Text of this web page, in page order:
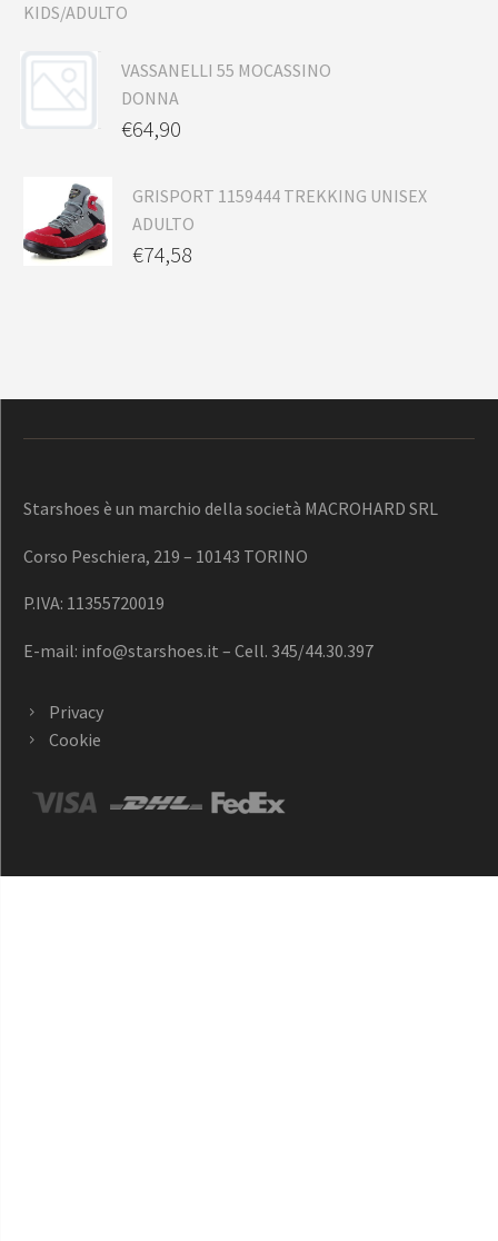
VASSANELLI 55 MOCASSINO
DONNA
€64,90
GRISPORT 1159444 TREKKING UNISEX
ADULTO
€74,58
Starshoes è un marchio della società MACROHARD SRL
Corso Peschiera, 219 – 10143 TORINO
P.IVA: 11355720019
E-mail: info@starshoes.it – Cell. 345/44.30.397
Privacy
Cookie